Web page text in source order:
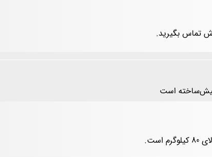
تماس بگیرید.
است